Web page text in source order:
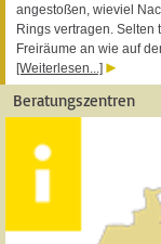
angestoßen, wieviel
Rings vertragen. Selten
Freiräume an wie auf
[Weiterlesen...]
Beratungszentren